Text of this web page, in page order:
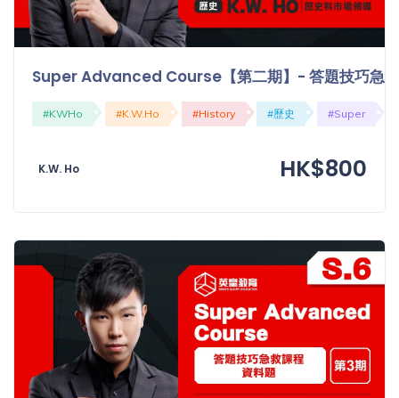
Super Advanced Course【第二期】- 答題技巧急
#KWHo #K.W.Ho #History #歷史 #Super
K.W. Ho HK$800